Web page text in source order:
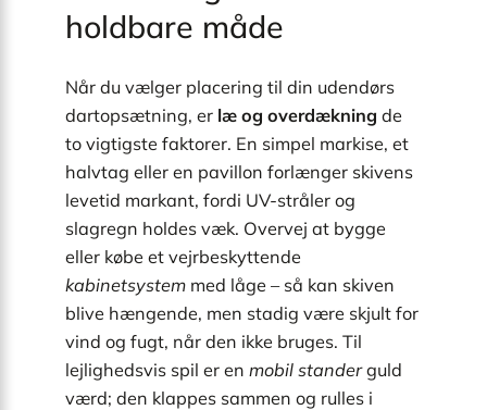
holdbare måde
Når du vælger placering til din udendørs
dartopsætning, er læ og overdækning de
to vigtigste faktorer. En simpel markise, et
halvtag eller en pavillon forlænger skivens
levetid markant, fordi UV-stråler og
slagregn holdes væk. Overvej at bygge
eller købe et vejrbeskyttende
kabinetsystem med låge – så kan skiven
blive hængende, men stadig være skjult for
vind og fugt, når den ikke bruges. Til
lejlighedsvis spil er en mobil standerguld
værd; den klappes sammen og rulles i